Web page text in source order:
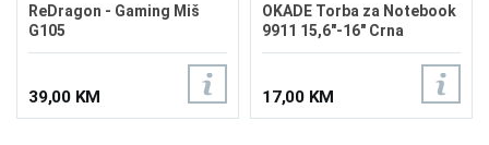
ReDragon - Gaming Miš
G105
39,00 KM
OKADE Torba za Notebook
9911 15,6"-16" Crna
17,00 KM